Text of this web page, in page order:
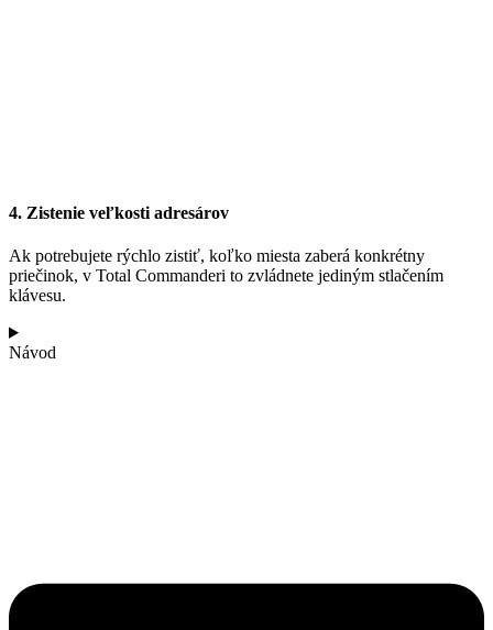
4. Zistenie veľkosti adresárov
Ak potrebujete rýchlo zistiť, koľko miesta zaberá konkrétny
priečinok, v Total Commanderi to zvládnete jediným stlačením
klávesu.
Návod